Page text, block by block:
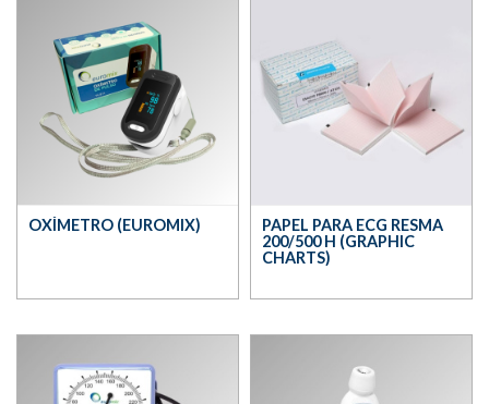
OXÍMETRO (EUROMIX)
PAPEL PARA ECG RESMA
200/500 H (GRAPHIC
CHARTS)